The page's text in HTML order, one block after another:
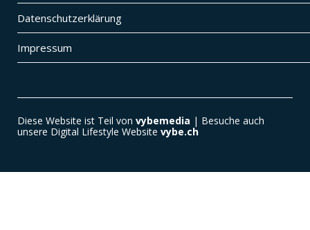
Datenschutzerklärung
Impressum
Diese Website ist Teil von vybemedia | Besuche auch
unsere Digital Lifestyle Website vybe.ch